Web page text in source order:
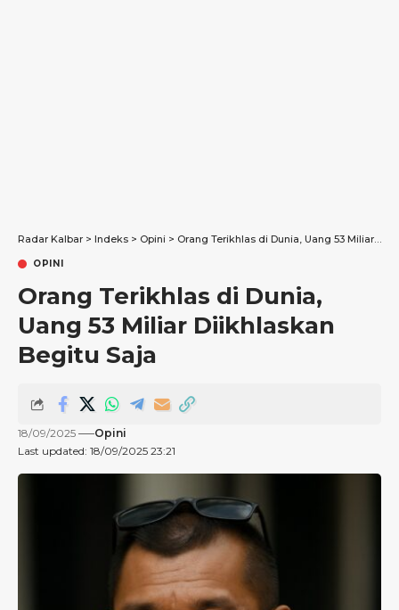
Radar Kalbar > Indeks > Opini > Orang Terikhlas di Dunia, Uang 53 Miliar Diikhlaskan Begitu Saja
OPINI
Orang Terikhlas di Dunia,
Uang 53 Miliar Diikhlaskan
Begitu Saja
Last updated: 18/09/2025 23:21
18/09/2025 Opini